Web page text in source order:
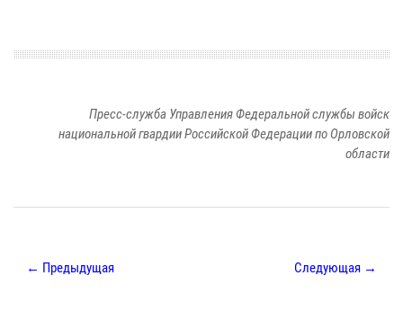
Пресс-служба Управления Федеральной службы войск
национальной гвардии Российской Федерации по Орловской
области
← Предыдущая Следующая →